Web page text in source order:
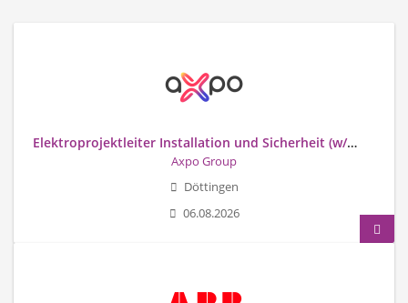
Elektroprojektleiter Installation und Sicherheit (w/m/d)
Axpo Group
Döttingen
06.08.2026